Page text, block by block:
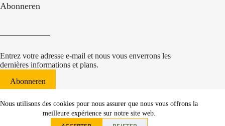
Nous utilisons des cookies pour nous assurer que nous vous offrons la
meilleure expérience sur notre site web.
Abonneren
Entrez votre adresse e-mail et nous vous enverrons les
dernières informations et plans.
Abonneren
websiteontwikkeling Communicatieregisseurs*